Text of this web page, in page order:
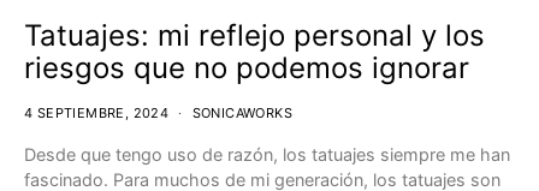
Tatuajes: mi reflejo personal y los
riesgos que no podemos ignorar
4 SEPTIEMBRE, 2024 SONICAWORKS
Desde que tengo uso de razón, los tatuajes siempre me han
fascinado. Para muchos de mi generación, los tatuajes son